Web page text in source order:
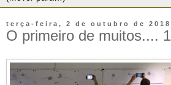
terça-feira, 2 de outubro de 2018
O primeiro de muitos....